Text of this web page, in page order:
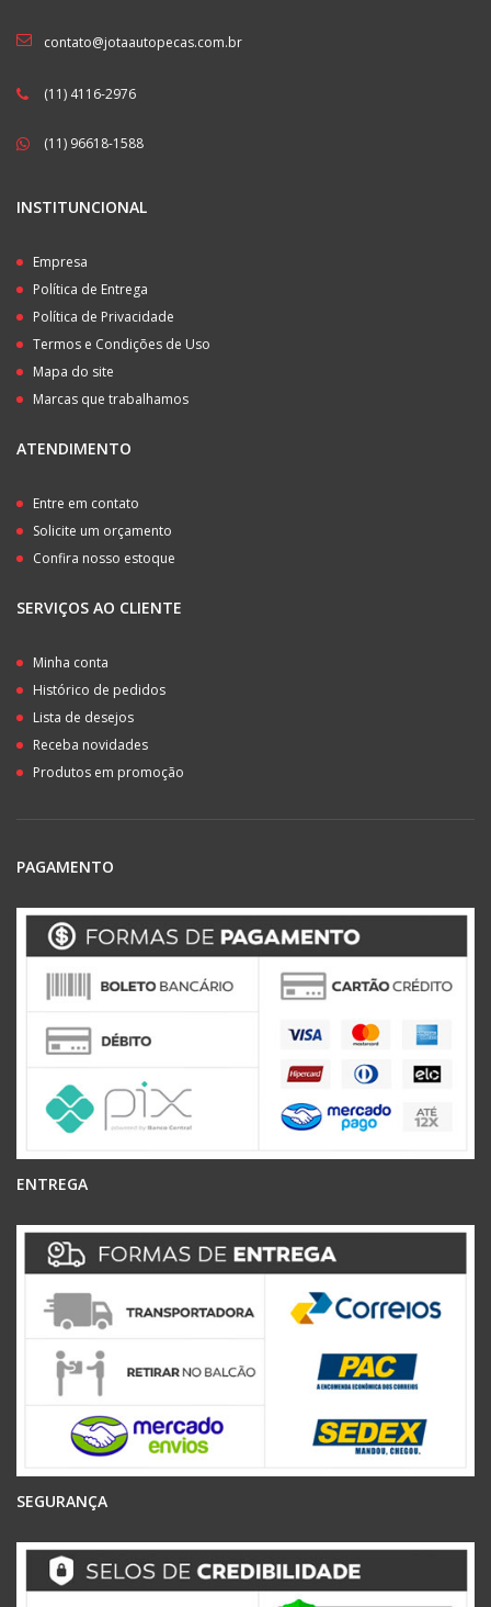
contato@jotaautopecas.com.br
(11) 4116-2976
(11) 96618-1588
INSTITUNCIONAL
Empresa
Política de Entrega
Política de Privacidade
Termos e Condições de Uso
Mapa do site
Marcas que trabalhamos
ATENDIMENTO
Entre em contato
Solicite um orçamento
Confira nosso estoque
SERVIÇOS AO CLIENTE
Minha conta
Histórico de pedidos
Lista de desejos
Receba novidades
Produtos em promoção
PAGAMENTO
ENTREGA
SEGURANÇA